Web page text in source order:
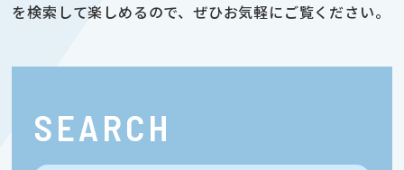
を検索して楽しめるので、ぜひお気軽にご覧ください。
SEARCH